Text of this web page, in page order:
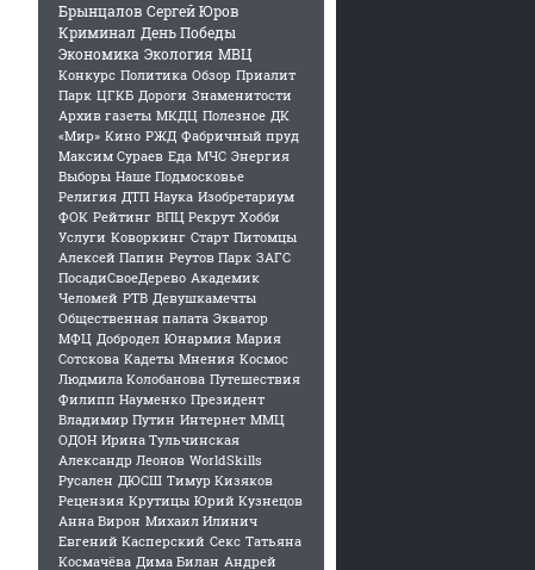
Брынцалов Сергей Юров
Криминал День Победы
Экономика Экология МВЦ
Конкурс Политика Обзор Приалит
Парк ЦГКБ Дороги Знаменитости
Архив газеты МКДЦ Полезное ДК
«Мир» Кино РЖД Фабричный пруд
Максим Сураев Еда МЧС Энергия
Выборы Наше Подмосковье
Религия ДТП Наука Изобретариум
ФОК Рейтинг ВПЦ Рекрут Хобби
Услуги Коворкинг Старт Питомцы
Алексей Папин Реутов Парк ЗАГС
ПосадиСвоеДерево Академик
Челомей РТВ Девушкамечты
Общественная палата Экватор
МФЦ Добродел Юнармия Мария
Сотскова Кадеты Мнения Космос
Людмила Колобанова Путешествия
Филипп Науменко Президент
Владимир Путин Интернет ММЦ
ОДОН Ирина Тульчинская
Александр Леонов WorldSkills
Русален ДЮСШ Тимур Кизяков
Рецензия Крутицы Юрий Кузнецов
Анна Вирон Михаил Илинич
Евгений Касперский Секс Татьяна
Космачёва Дима Билан Андрей